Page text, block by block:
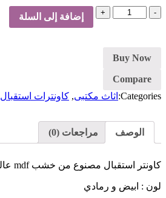
كمية
إضافة إلى السلة
Buy Now
Compare
Categories: اثاث مكتبى, كاونترات استقبال
الوصف مراجعات (0)
كاونتر استقبال مصنوع من خشب mdf عالي الجودة
لون : ابيض و رمادي